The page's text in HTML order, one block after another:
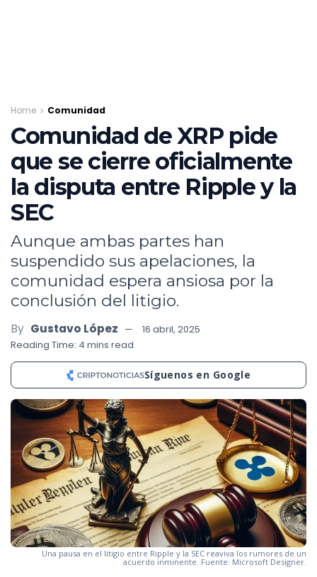
Home Comunidad
Comunidad de XRP pide
que se cierre oficialmente
la disputa entre Ripple y la
SEC
Aunque ambas partes han
suspendido sus apelaciones, la
comunidad espera ansiosa por la
conclusión del litigio.
By Gustavo López
16 abril, 2025
Reading Time: 4 mins read
Síguenos en Google
Una pausa en el litigio entre Ripple y la SEC reaviva los rumores de un
acuerdo inminente. Fuente: Microsoft Designer.